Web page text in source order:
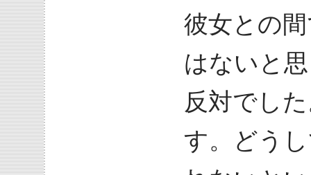
彼女との
はないと
反対でし
す。どう